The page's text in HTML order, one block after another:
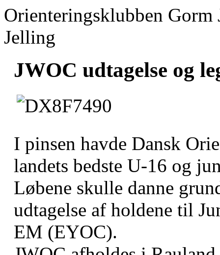
Orienteringsklubben
Jelling
JWOC udtagelse og
I pinsen havde Dansk
landets bedste U-16 og
Løbene skulle danne
udtagelse af holdene til
EM (EYOC).